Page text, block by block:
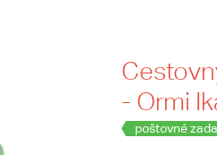
- Ormi
poštovné